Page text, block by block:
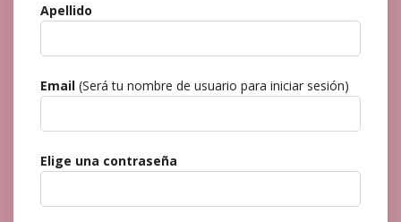
Apellido
Email (Será tu nombre de usuario para iniciar sesión)
Elige una contraseña